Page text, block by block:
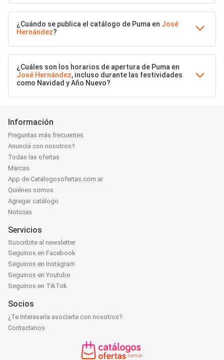
¿Cuándo se publica el catálogo de Puma en José
Hernández?
¿Cuáles son los horarios de apertura de Puma en
José Hernández, incluso durante las festividades
como Navidad y Año Nuevo?
Información
Preguntas más frecuentes
Anunciá con nosotros?
Todas las ofertas
Marcas
App de Catalogosofertas.com.ar
Quiénes somos
Agregar catálogo
Noticias
Servicios
Suscribite al newsletter
Seguinos en Facebook
Seguinos en Instagram
Seguinos en Youtube
Seguinos en TikTok
Socios
¿Te interesaría asociarte con nosotros?
Contactanos